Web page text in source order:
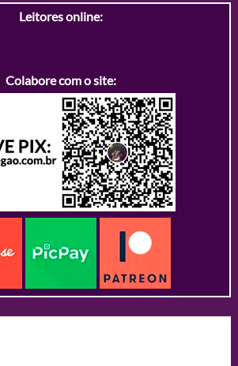
Leitores online:
Colabore com o site: